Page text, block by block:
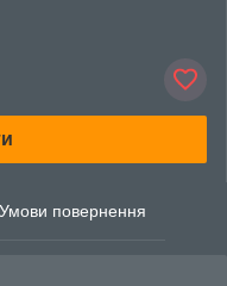
Умови повернення